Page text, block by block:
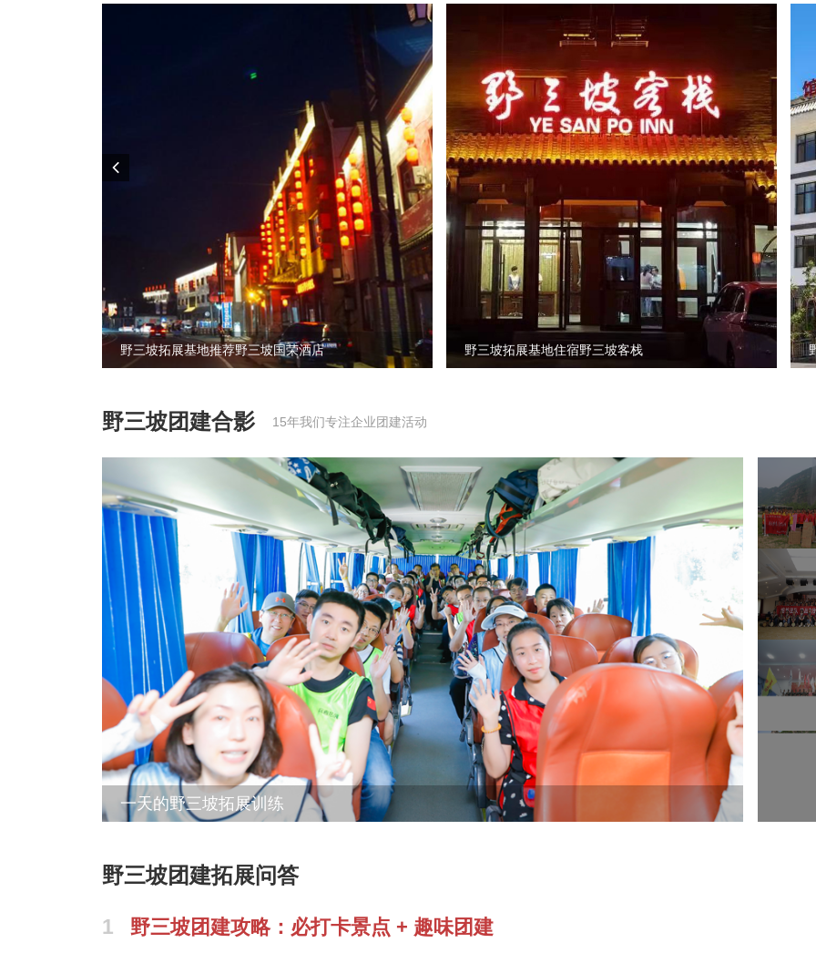
野三坡拓展基地推荐野三坡国荣酒店 野三坡拓展基地住宿野三坡客栈
野三坡团建合影 15年我们专注企业团建活动
一天的野三坡拓展训练
是最重
野三坡团建拓展问答
1 野三坡团建攻略：必打卡景点 + 趣味团建